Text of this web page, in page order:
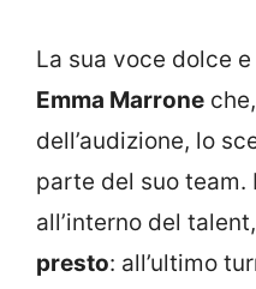
La sua voce dolce
Emma Marrone
dell’audizione, lo
parte del suo team.
all’interno del
presto: all’ultimo